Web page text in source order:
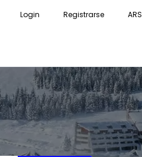
Login Registrarse ARS